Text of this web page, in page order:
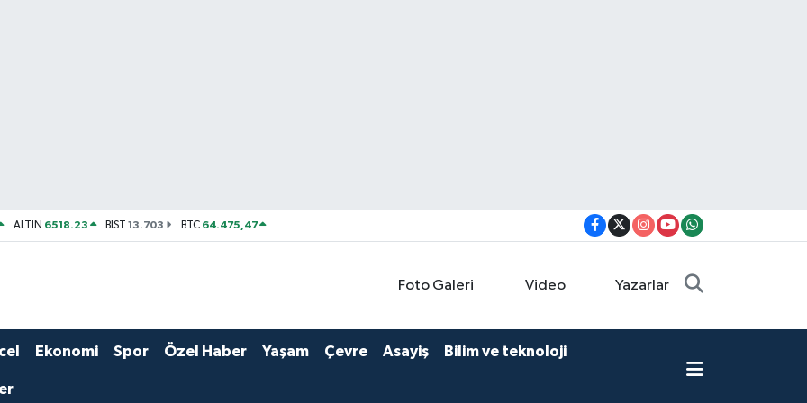
ALTIN 6518.23 BİST13.703 BTC 64.475,47
Foto Galeri Video Yazarlar
Ekonomi Spor Özel Haber Yaşam Çevre Asayiş Bilim ve teknoloji